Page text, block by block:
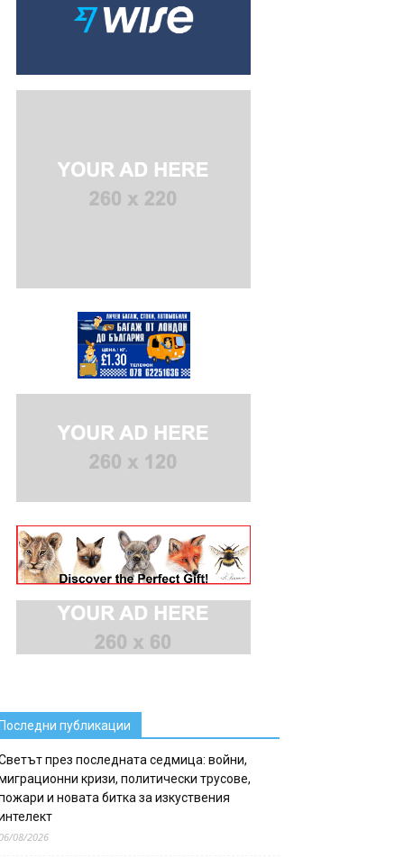
публикации
през последната седмица: войни,
кризи, политически трусове,
и новата битка за изкуствения
08/2026